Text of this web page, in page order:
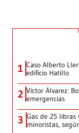
1 Caso Alberto
edificio Hatillo
2 Víctor Álvarez:
emergencias
3 Gas de 25 libras
minoristas,